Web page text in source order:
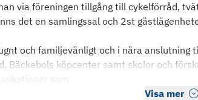
via föreningen tillgång till cykelförråd,
det en samlingssal och 2st
och familjevänligt och i nära anslutning
Bäckebols köpcenter samt skolor och
som
Visa mer